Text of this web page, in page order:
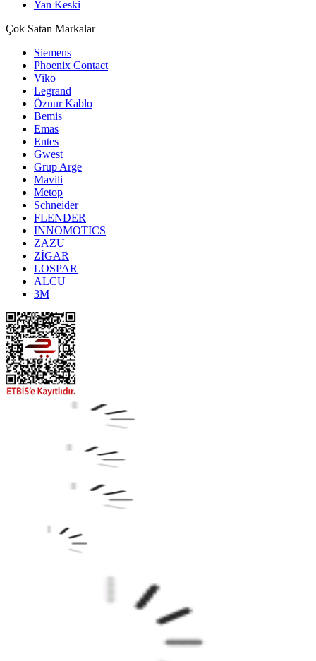
Yan Keski
Çok Satan Markalar
Siemens
Phoenix Contact
Viko
Legrand
Öznur Kablo
Bemis
Emas
Entes
Gwest
Grup Arge
Mavili
Metop
Schneider
FLENDER
INNOMOTICS
ZAZU
ZİGAR
LOSPAR
ALCU
3M